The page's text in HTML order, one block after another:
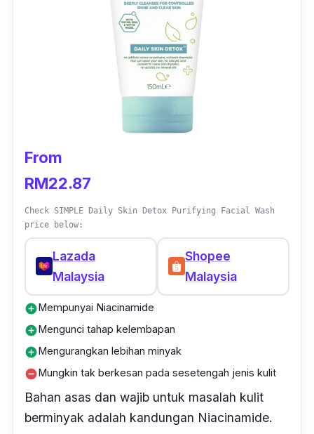
From
RM22.87
Check SIMPLE Daily Skin Detox Purifying Facial Wash
price below:
Lazada
Malaysia
Shopee
Malaysia
add_circleMempunyai Niacinamide
add_circleMengunci tahap kelembapan
add_circleMengurangkan lebihan minyak
remove_circleMungkin tak berkesan pada sesetengah jenis kulit
Bahan asas dan wajib untuk masalah kulit
berminyak adalah kandungan Niacinamide.